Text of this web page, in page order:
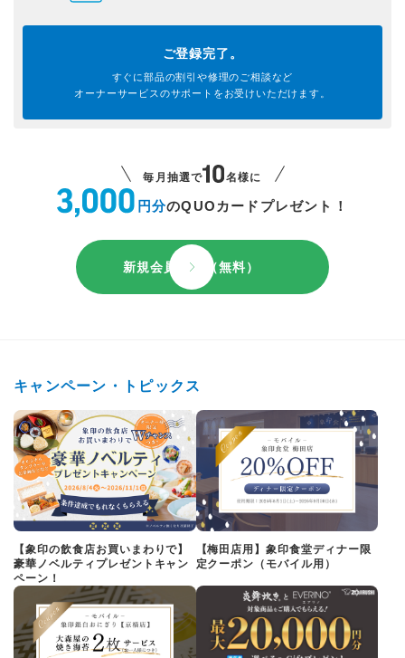
ご登録完了。
すぐに部品の割引や修理のご相談など
オーナーサービスのサポートを お受けいただけます。
毎月抽選で 名様に
円分のQUOカードプレゼント！
新規会員登録（無料）
キャンペーン・トピックス
【象印の飲食店お買いまわりで】
豪華ノベルティプレゼントキャン
ペーン！
【梅田店用】象印食堂ディナー限
定クーポン（モバイル用）